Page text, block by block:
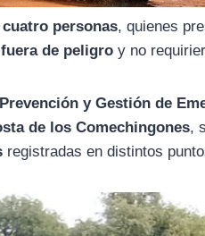
personas, quienes
de peligro y no
y Gestión de
de los Comechingones,
registradas en distintos